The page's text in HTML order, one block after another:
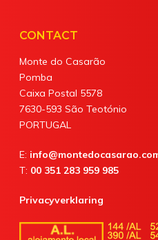
CONTACT
Monte do Casarão
Pomba
Caixa Postal 5578
7630-593 São Teotónio
PORTUGAL
E:
T: 00 351 283 959 985
Privacyverklaring